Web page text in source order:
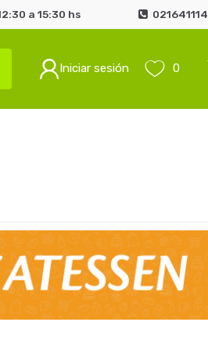
a 15:30 hs 021641114
Iniciar sesión 0